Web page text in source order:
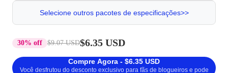
Selecione outros pacotes de especificações>>
30% off $9.07 USD$6.35 USD
Compre Agora - $6.35 USD
Você desfrutou do desconto exclusivo para fãs de blogueiros e pode